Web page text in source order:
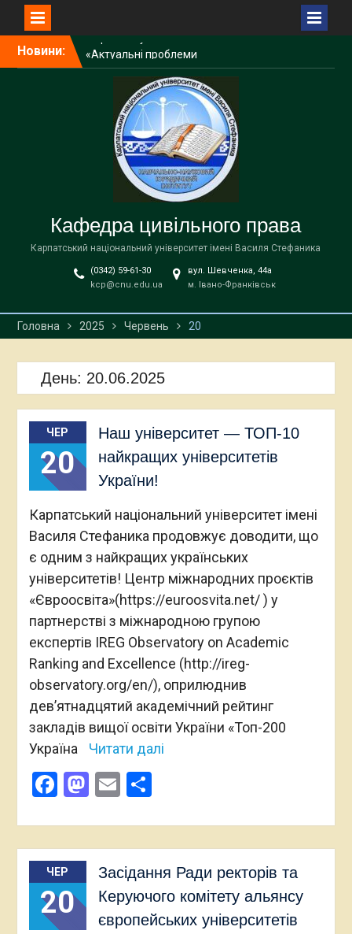
Новини:
категорії «Б».
1 липня 2026 року об 11.00
в актовій залі КНУ
відбудеться
консультаційна зустріч
для абітурієнтів та їхніх
батьків
З Днем Конституції
України!
Кафедра цивільного права
Карпатський національний університет імені Василя Стефаника
(0342) 59-61-30
kcp@cnu.edu.ua
вул. Шевченка, 44а
м. Івано-Франківськ
Головна 2025 Червень 20
День: 20.06.2025
ЧЕР
20
Наш університет — ТОП-10
найкращих університетів
України!
Карпатський національний університет імені
Василя Стефаника продовжує доводити, що
є одним з найкращих українських
університетів! Центр міжнародних проєктів
«Євроосвіта»(https://euroosvita.net/ ) у
партнерстві з міжнародною групою
експертів IREG Observatory on Academic
Ranking and Excellence (http://ireg-
observatory.org/en/), оприлюднив
дев’ятнадцятий академічний рейтинг
закладів вищої освіти України «Топ-200
Україна
Читати далі
Facebook
Mastodon
EmailПоділитися
ЧЕР
20
Засідання Ради ректорів та
Керуючого комітету альянсу
європейських університетів